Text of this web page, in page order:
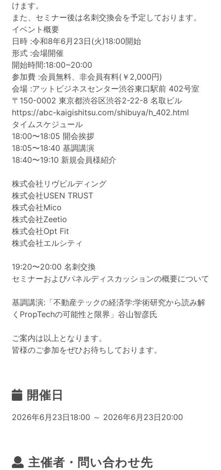
けます。
また、セミナー後は名刺交換会を予定しております。
イベント概要
日時 :令和8年6月23日(火)18:00開始
形式 :会場開催
開始時間:18:00~20:00
参加費 :会員無料、非会員有料(￥2,000円)
会場 :アットビジネスセンター渋谷東口駅前 402号室
〒150-0002 東京都渋谷区渋谷2-22-8 名取ビル
https://abc-kaigishitsu.com/shibuya/h_402.html
タイムスケジュール
18:00〜18:05 開会挨拶
18:05〜18:40 基調講演
18:40〜19:10 新規会員様紹介
株式会社リヴビルディング
株式会社USEN TRUST
株式会社Mico
株式会社Zeetio
株式会社Opt Fit
株式会社エルシティ
19:20〜20:00 名刺交換
セミナーおよびパネルディスカッションの概要について
基調講演:「不動産テックの経済学:学術研究から読み解
くPropTechの可能性と限界」谷山智彦氏
ご案内は以上となります。
皆様のご参加をぜひお待ちしております。
開催日
2026年6月23日18:00 ～ 2026年6月23日20:00
主催者・問い合わせ先